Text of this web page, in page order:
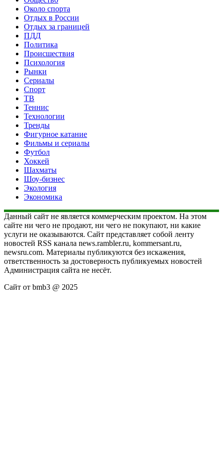
Около спорта
Отдых в России
Отдых за границей
ПДД
Политика
Происшествия
Психология
Рынки
Сериалы
Спорт
ТВ
Теннис
Технологии
Тренды
Фигурное катание
Фильмы и сериалы
Футбол
Хоккей
Шахматы
Шоу-бизнес
Экология
Экономика
Данный сайт не является коммерческим проектом. На этом
сайте ни чего не продают, ни чего не покупают, ни какие
услуги не оказываются. Сайт представляет собой ленту
новостей RSS канала news.rambler.ru, kommersant.ru,
newsru.com. Материалы публикуются без искажения,
ответственность за достоверность публикуемых новостей
Администрация сайта не несёт.
Сайт от bmb3 @ 2025